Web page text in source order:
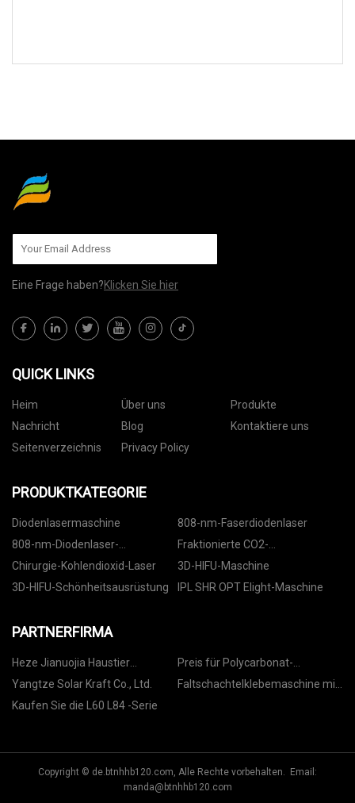
Eine Frage haben?Klicken Sie hier
QUICK LINKS
Heim Über uns
Produkte
Nachricht
Blog
Kontaktiere uns
Seitenverzeichnis
Privacy Policy
PRODUKTKATEGORIE
Diodenlasermaschine
808-nm-Faserdiodenlaser
808-nm-Diodenlaser-
Haarentfernung
Fraktionierte CO2-
Lasermaschine
Chirurgie-Kohlendioxid-Laser
3D-HIFU-Maschine
3D-HIFU-Schönheitsausrüstung
IPL SHR OPT Elight-Maschine
PARTNERFIRMA
Heze Jianuojia Haustier
Produkte Co., Ltd
Preis für Polycarbonat-
Kartonfolie
Yangtze Solar Kraft Co., Ltd.
Faltschachtelklebemaschine mit
Kaufen Sie die L60 L84 -Serie
Copyright © de.btnhhb120.com, Alle Rechte vorbehalten. Email:
manda@btnhhb120.com